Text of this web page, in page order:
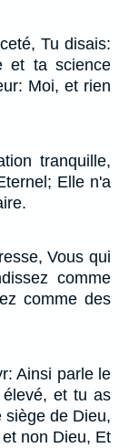
Tu disais:
et ta science
Moi, et rien
tranquille,
Elle n'a
Vous qui
comme
comme des
Ainsi parle le
élevé, et tu as
siège de Dieu,
non Dieu, Et